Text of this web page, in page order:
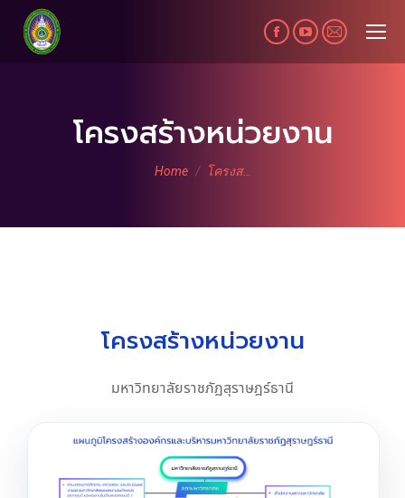
Facebook
page
new
YouTube
page
new
Mail
page
โครงสร้างหน่วยงาน
You are here:
Home โครงส…
โครงสร้างหน่วยงาน
มหาวิทยาลัยราชภัฏสุราษฎร์ธานี